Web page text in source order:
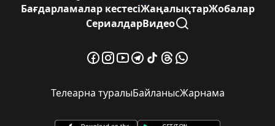
Бағдарламалар кестесіЖаңалықтарЖобалар
СериалдарВидео
Телеарна туралыБайланысЖарнама